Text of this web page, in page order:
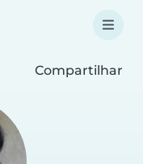
Compartilhar